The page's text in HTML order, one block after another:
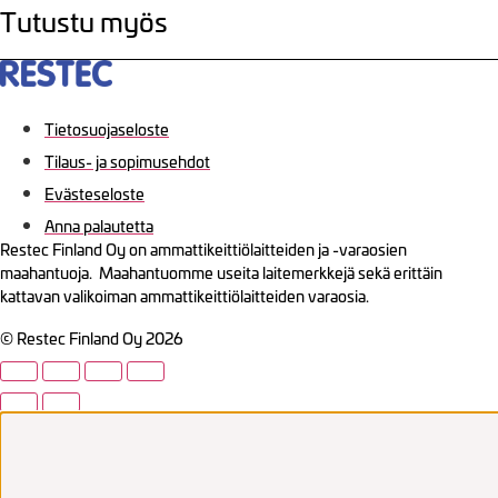
Tutustu myös
Tietosuojaseloste
Tilaus- ja sopimusehdot
Evästeseloste
Anna palautetta
Restec Finland Oy on ammattikeittiölaitteiden ja -varaosien
maahantuoja. Maahantuomme useita laitemerkkejä sekä erittäin
kattavan valikoiman ammattikeittiölaitteiden varaosia.
© Restec Finland Oy 2026